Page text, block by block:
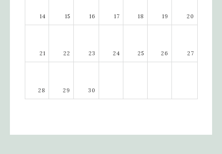
14 15 16 17 18 19 20
21 22 23 24 25 26 27
28 29 30